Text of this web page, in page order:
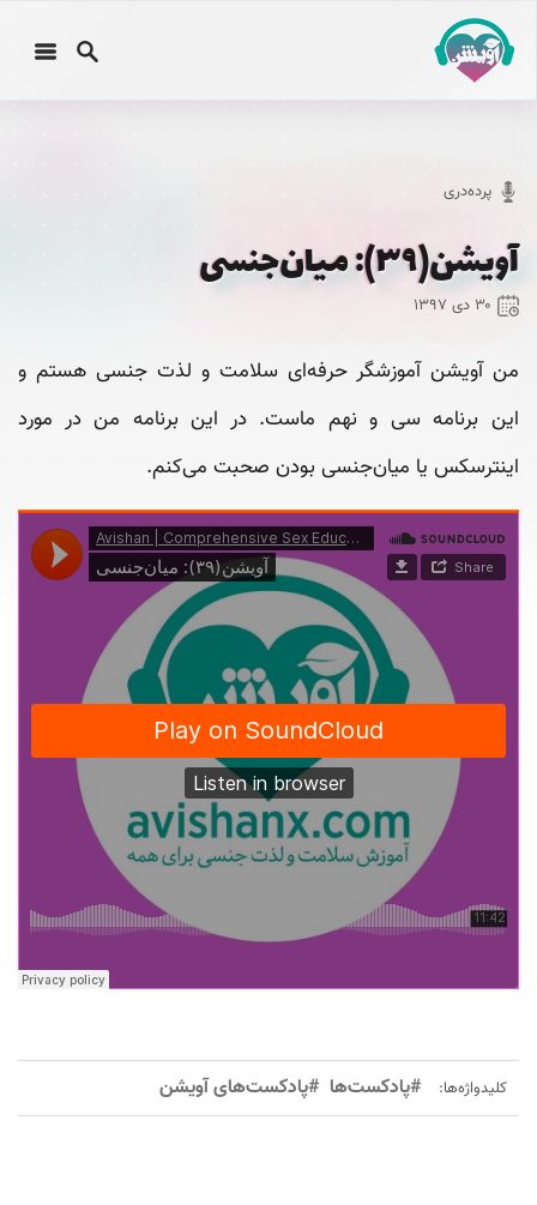
پرده‌دری
آویشن(۳۹): میان‌جنسی
۳۰ دی ۱۳۹۷
من آویشن آموزشگر حرفه‌ای سلامت و لذت جنسی هستم و
این برنامه سی‌ و نهم ماست. در این برنامه من در مورد
اینترسکس یا میان‌جنسی بودن صحبت می‌کنم.
کلیدواژه‌ها: #پادکست‌ها #پادکست‌های آویشن